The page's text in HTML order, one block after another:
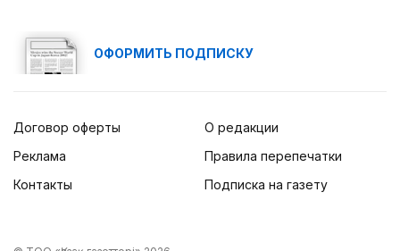
ОФОРМИТЬ ПОДПИСКУ
Договор оферты
Реклама
Контакты
О редакции
Правила перепечатки
Подписка на газету